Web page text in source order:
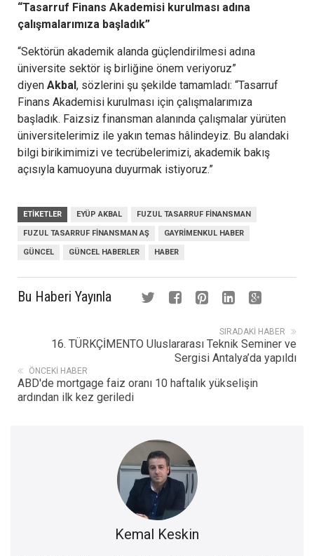
“Tasarruf Finans Akademisi kurulması adına
çalışmalarımıza başladık”
“Sektörün akademik alanda güçlendirilmesi adına
üniversite sektör iş birliğine önem veriyoruz”
diyen Akbal, sözlerini şu şekilde tamamladı: “Tasarruf
Finans Akademisi kurulması için çalışmalarımıza
başladık. Faizsiz finansman alanında çalışmalar yürüten
üniversitelerimiz ile yakın temas hâlindeyiz. Bu alandaki
bilgi birikimimizi ve tecrübelerimizi, akademik bakış
açısıyla kamuoyuna duyurmak istiyoruz.”
ETIKETLER EYÜP AKBAL FUZUL TASARRUF FINANSMAN
FUZUL TASARRUF FINANSMAN AŞ GAYRIMENKUL HABER
GÜNCEL GÜNCEL HABERLER HABER
Bu Haberi Yayınla
SIRADAKI HABER
16. TÜRKÇİMENTO Uluslararası Teknik Seminer ve
Sergisi Antalya’da yapıldı
ÖNCEKI HABER
ABD'de mortgage faiz oranı 10 haftalık yükselişin
ardından ilk kez geriledi
Kemal Keskin